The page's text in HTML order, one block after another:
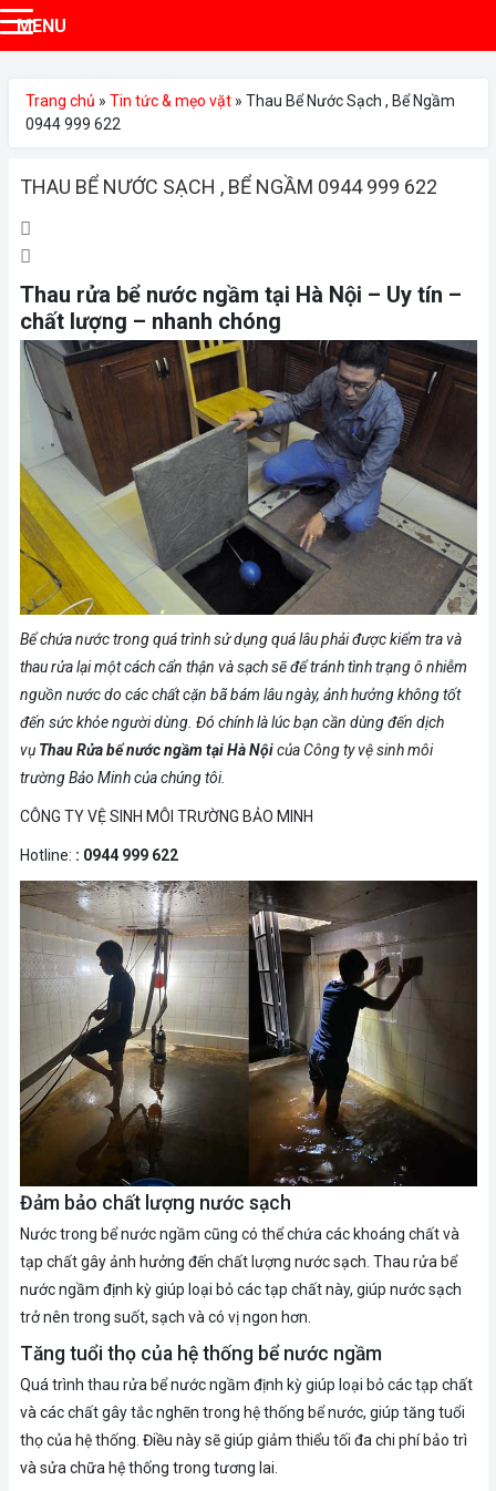
MENU
Trang chủ » Tin tức & mẹo vặt» Thau Bể Nước Sạch , Bể Ngầm
0944 999 622
THAU BỂ NƯỚC SẠCH , BỂ NGẦM 0944 999 622
Thau rửa bể nước ngầm tại Hà Nội – Uy tín –
chất lượng – nhanh chóng
Bể chứa nước trong quá trình sử dụng quá lâu phải được kiểm tra và
thau rửa lại một cách cẩn thận và sạch sẽ để tránh tình trạng ô nhiễm
nguồn nước do các chất cặn bã bám lâu ngày, ảnh hưởng không tốt
đến sức khỏe người dùng. Đó chính là lúc bạn cần dùng đến dịch
vụ Thau Rửa bể nước ngầm tại Hà Nộicủa Công ty vệ sinh môi
trường Bảo Minh của chúng tôi.
CÔNG TY VỆ SINH MÔI TRƯỜNG BẢO MINH
Hotline: : 0944 999 622
Đảm bảo chất lượng nước sạch
Nước trong bể nước ngầm cũng có thể chứa các khoáng chất và
tạp chất gây ảnh hưởng đến chất lượng nước sạch. Thau rửa bể
nước ngầm định kỳ giúp loại bỏ các tạp chất này, giúp nước sạch
trở nên trong suốt, sạch và có vị ngon hơn.
Tăng tuổi thọ của hệ thống bể nước ngầm
Quá trình thau rửa bể nước ngầm định kỳ giúp loại bỏ các tạp chất
và các chất gây tắc nghẽn trong hệ thống bể nước, giúp tăng tuổi
thọ của hệ thống. Điều này sẽ giúp giảm thiểu tối đa chi phí bảo trì
và sửa chữa hệ thống trong tương lai.